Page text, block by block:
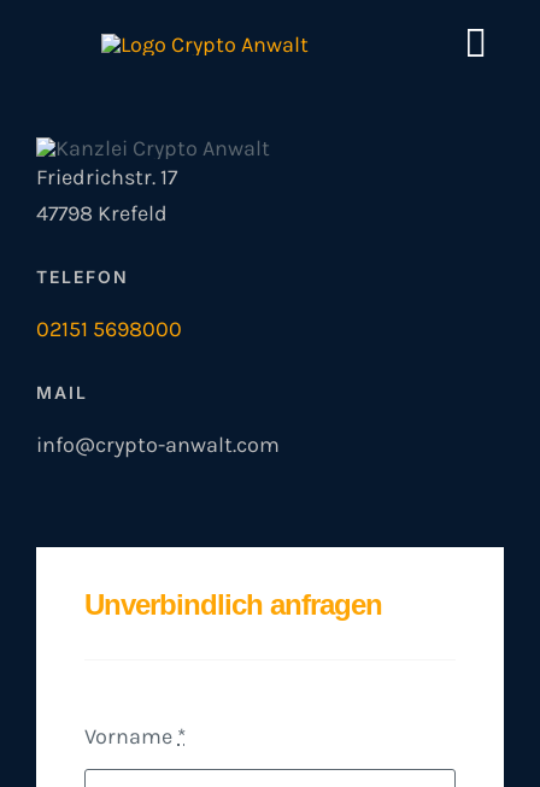
Kontakt
Friedrichstr. 17
47798 Krefeld
TELEFON
02151 5698000
MAIL
info@crypto-anwalt.com
Unverbindlich anfragen
Vorname*